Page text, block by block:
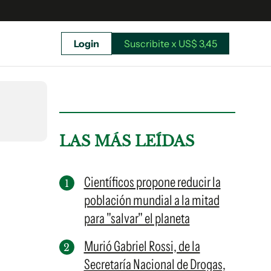
Suscribite x US$ 3,45
Login Suscribite x US$ 3,45
LAS MÁS LEÍDAS
Científicos propone reducir la
población mundial a la mitad
para "salvar" el planeta
Murió Gabriel Rossi, de la
Secretaría Nacional de Drogas,